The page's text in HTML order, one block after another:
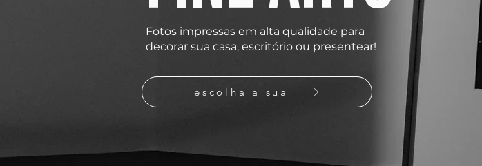
Fotos impressas em alta qualidade para
decorar sua casa, escritório ou presentear!
escolha a sua